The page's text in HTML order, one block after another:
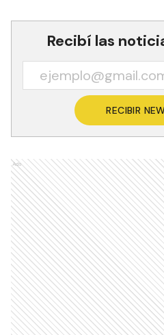
Recibí las
RECIBIR
Ads